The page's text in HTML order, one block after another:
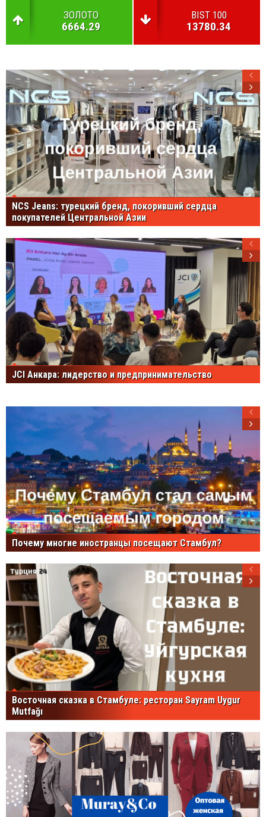
ЗОЛОТО
6664.29
BIST 100
13780.34
NCS Jeans: турецкий бренд, покоривший сердца
покупателей Центральной Азии
JCI Анкара: лидерство и предпринимательство
Почему многие иностранцы посещают Стамбул?
Восточная сказка в Стамбуле: ресторан Sayram Uygur
Mutfağı